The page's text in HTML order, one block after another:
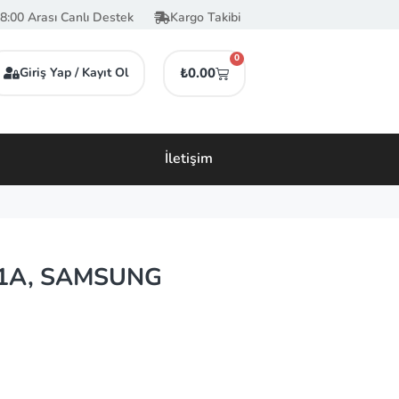
Arası Canlı Destek Kargo Takibi
Giriş Yap / Kayıt Ol ₺0.00
0
İletişim
SAMSUNG